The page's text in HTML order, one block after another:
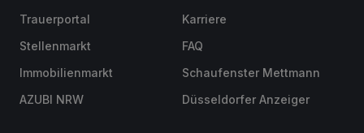
Trauerportal
Stellenmarkt
Immobilienmarkt
AZUBI NRW
Karriere
FAQ
Schaufenster Mettmann
Düsseldorfer Anzeiger